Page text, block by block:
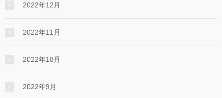
2022年12月
2022年11月
2022年10月
2022年9月